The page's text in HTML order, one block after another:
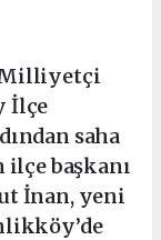
İlçe
saha
ilçe başkanı
İnan, yeni